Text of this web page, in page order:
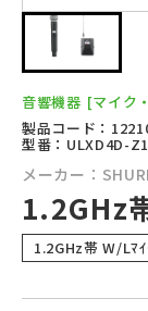
音響機器 [マイク
製品コード：
型番：ULXD4D-
メーカー：
1.2GHz
1.2GHz帯 W/Lﾏ